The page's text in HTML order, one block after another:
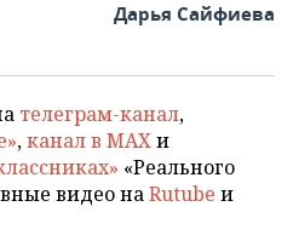
Дарья Сайфиева
телеграм-канал,
,канал в MAXи
«Реального
видео наRutube и